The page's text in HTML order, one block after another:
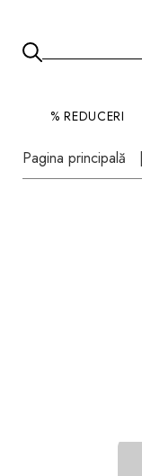
% REDUCERI
Pagina principală